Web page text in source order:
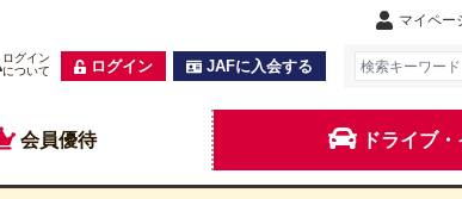
マイペー
ログイン
について
ログイン JAFに入会する
会員優待 ドライブ